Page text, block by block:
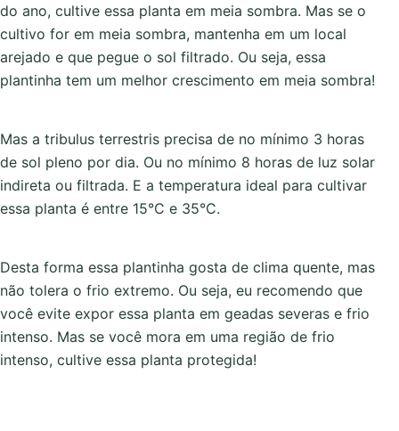
do ano, cultive essa planta em meia sombra. Mas se o
cultivo for em meia sombra, mantenha em um local
arejado e que pegue o sol filtrado. Ou seja, essa
plantinha tem um melhor crescimento em meia sombra!
Mas a tribulus terrestris precisa de no mínimo 3 horas
de sol pleno por dia. Ou no mínimo 8 horas de luz solar
indireta ou filtrada. E a temperatura ideal para cultivar
essa planta é entre 15°C e 35°C.
Desta forma essa plantinha gosta de clima quente, mas
não tolera o frio extremo. Ou seja, eu recomendo que
você evite expor essa planta em geadas severas e frio
intenso. Mas se você mora em uma região de frio
intenso, cultive essa planta protegida!